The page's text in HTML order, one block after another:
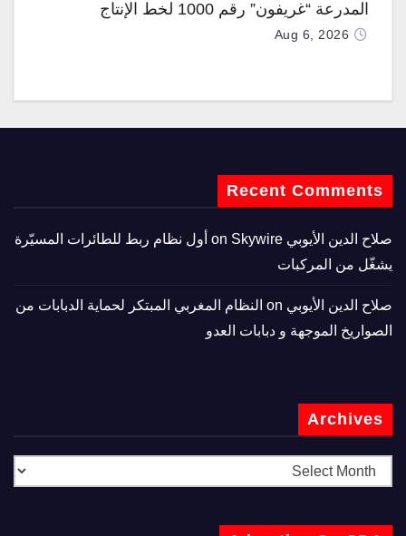
المدرعة “غريفون” رقم 1000 لخط الإنتاج
Aug 6, 2026
Recent Comments
صلاح الدين الأيوبي
Skywire أول نظام ربط للطائرات المسيّرة
يشغّل من المركبات
صلاح الدين الأيوبي
النظام المغربي المبتكر لحماية الدبابات من
الصواريخ الموجهة و دبابات العدو
Archives